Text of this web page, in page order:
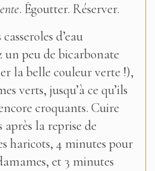
. Égoutter. Réserver.
d’eau
peu de bicarbonate
la belle couleur verte !),
verts, jusqu’à ce qu’ils
croquants. Cuire
la reprise de
haricots, 4 minutes pour
et 3 minutes